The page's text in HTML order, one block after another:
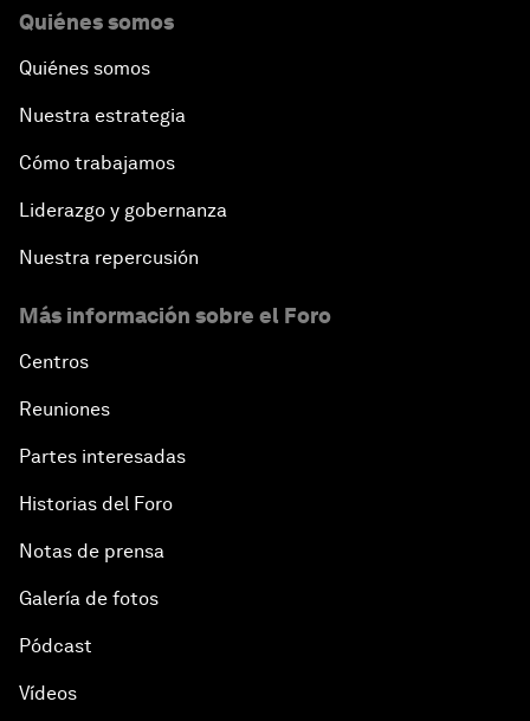
Quiénes somos
Quiénes somos
Nuestra estrategia
Cómo trabajamos
Liderazgo y gobernanza
Nuestra repercusión
Más información sobre el Foro
Centros
Reuniones
Partes interesadas
Historias del Foro
Notas de prensa
Galería de fotos
Pódcast
Vídeos